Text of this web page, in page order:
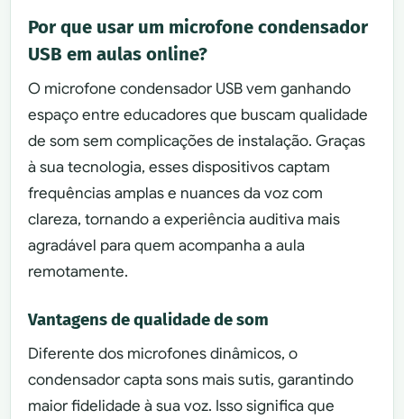
Por que usar um microfone condensador
USB em aulas online?
O microfone condensador USB vem ganhando
espaço entre educadores que buscam qualidade
de som sem complicações de instalação. Graças
à sua tecnologia, esses dispositivos captam
frequências amplas e nuances da voz com
clareza, tornando a experiência auditiva mais
agradável para quem acompanha a aula
remotamente.
Vantagens de qualidade de som
Diferente dos microfones dinâmicos, o
condensador capta sons mais sutis, garantindo
maior fidelidade à sua voz. Isso significa que